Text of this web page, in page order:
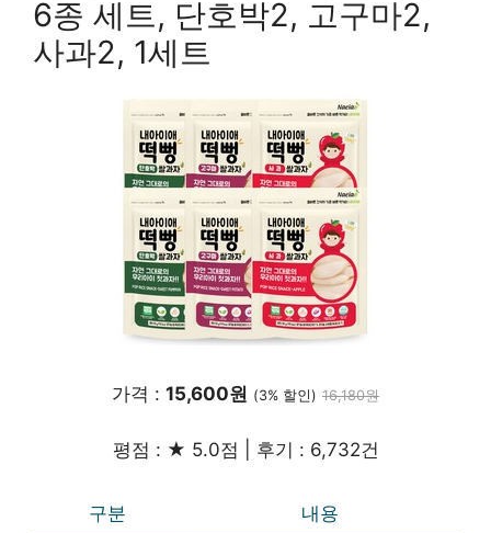
6종 세트, 단호박2, 고구마2,
사과2, 1세트
가격 : 15,600원 (3% 할인) 16,180원
평점 : ★ 5.0점 | 후기 : 6,732건
구분 내용